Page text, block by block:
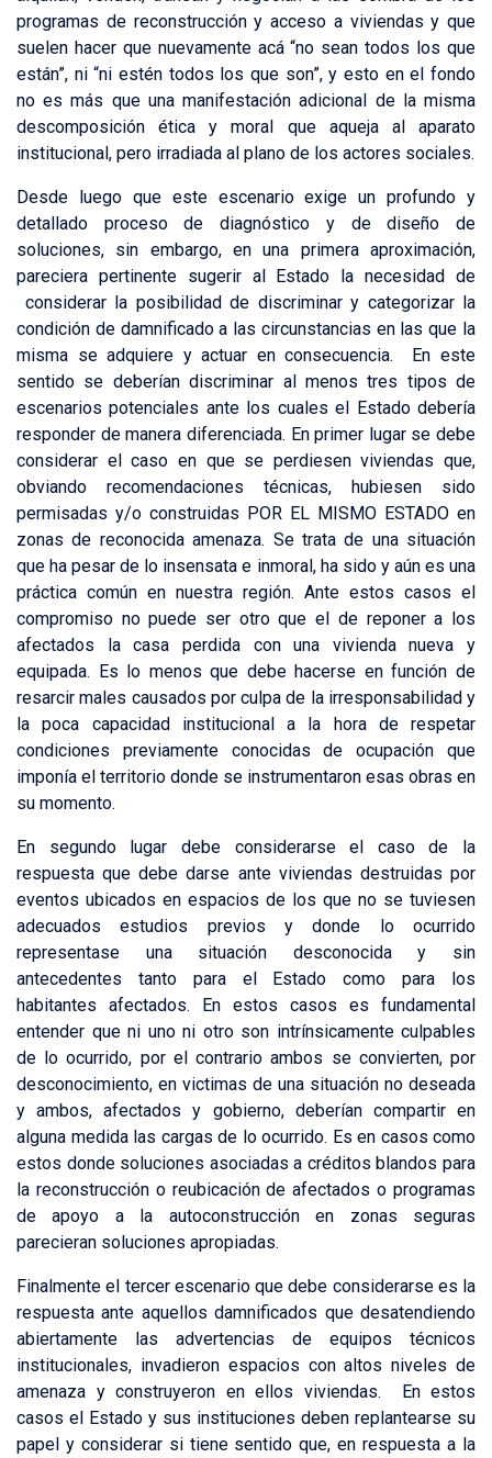
programas de reconstrucción y acceso a viviendas y que
suelen hacer que nuevamente acá “no sean todos los que
están”, ni “ni estén todos los que son”, y esto en el fondo
no es más que una manifestación adicional de la misma
descomposición ética y moral que aqueja al aparato
institucional, pero irradiada al plano de los actores sociales.
Desde luego que este escenario exige un profundo y
detallado proceso de diagnóstico y de diseño de
soluciones, sin embargo, en una primera aproximación,
pareciera pertinente sugerir al Estado la necesidad de
considerar la posibilidad de discriminar y categorizar la
condición de damnificado a las circunstancias en las que la
misma se adquiere y actuar en consecuencia. En este
sentido se deberían discriminar al menos tres tipos de
escenarios potenciales ante los cuales el Estado debería
responder de manera diferenciada. En primer lugar se debe
considerar el caso en que se perdiesen viviendas que,
obviando recomendaciones técnicas, hubiesen sido
permisadas y/o construidas POR EL MISMO ESTADO en
zonas de reconocida amenaza. Se trata de una situación
que ha pesar de lo insensata e inmoral, ha sido y aún es una
práctica común en nuestra región. Ante estos casos el
compromiso no puede ser otro que el de reponer a los
afectados la casa perdida con una vivienda nueva y
equipada. Es lo menos que debe hacerse en función de
resarcir males causados por culpa de la irresponsabilidad y
la poca capacidad institucional a la hora de respetar
condiciones previamente conocidas de ocupación que
imponía el territorio donde se instrumentaron esas obras en
su momento.
En segundo lugar debe considerarse el caso de la
respuesta que debe darse ante viviendas destruidas por
eventos ubicados en espacios de los que no se tuviesen
adecuados estudios previos y donde lo ocurrido
representase una situación desconocida y sin
antecedentes tanto para el Estado como para los
habitantes afectados. En estos casos es fundamental
entender que ni uno ni otro son intrínsicamente culpables
de lo ocurrido, por el contrario ambos se convierten, por
desconocimiento, en victimas de una situación no deseada
y ambos, afectados y gobierno, deberían compartir en
alguna medida las cargas de lo ocurrido. Es en casos como
estos donde soluciones asociadas a créditos blandos para
la reconstrucción o reubicación de afectados o programas
de apoyo a la autoconstrucción en zonas seguras
parecieran soluciones apropiadas.
Finalmente el tercer escenario que debe considerarse es la
respuesta ante aquellos damnificados que desatendiendo
abiertamente las advertencias de equipos técnicos
institucionales, invadieron espacios con altos niveles de
amenaza y construyeron en ellos viviendas. En estos
casos el Estado y sus instituciones deben replantearse su
papel y considerar si tiene sentido que, en respuesta a la